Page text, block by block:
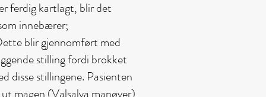
ferdig kartlagt, blir det
innebærer;
blir gjennomført med
stilling fordi brokket
disse stillingene. Pasienten